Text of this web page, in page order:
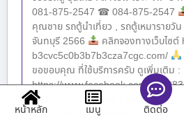
081-875-2547 ☎ 084-875-2547
คุณชาย รถตู้นำเที่ยว , รถตู้เหมารายวัน
จันทบุรี 2566
คลิกจองทางเว็บไซ
b3cvc5c0b3b7b3cza7cgc.com/
ขอขอบคุณ ที่ใช้บริการครับ ดูเพิ่มเติม :
https://www.facebook.com/
943603263707 เพจ Facebook : คุ
เหมารายวัน [vid_embed] รถตู้ให้เช่า
หน้าหลัก เมนู ติดต่อ